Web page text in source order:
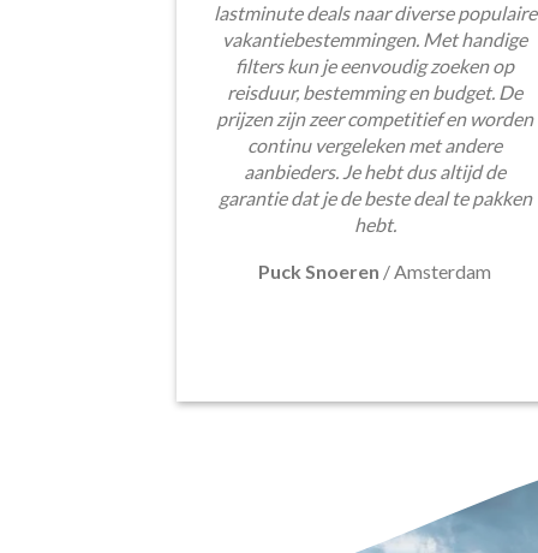
lastminute deals naar diverse populaire
vakantiebestemmingen. Met handige
filters kun je eenvoudig zoeken op
reisduur, bestemming en budget. De
prijzen zijn zeer competitief en worden
continu vergeleken met andere
aanbieders. Je hebt dus altijd de
garantie dat je de beste deal te pakken
hebt.
Puck Snoeren /Amsterdam